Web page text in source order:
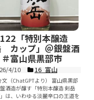
「特別本醸造
カップ」＠銀盤酒
富山県黒部市
4/10 16_富山
（ChatGPTより） 富山県黒部
酒造が醸す「特別本醸造 剣岳
は、いわゆる淡麗辛口の王道を